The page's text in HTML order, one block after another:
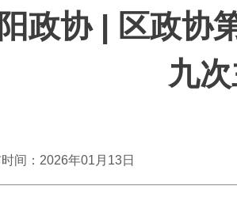
政协 | 区政协
九
间：2026年01月13日